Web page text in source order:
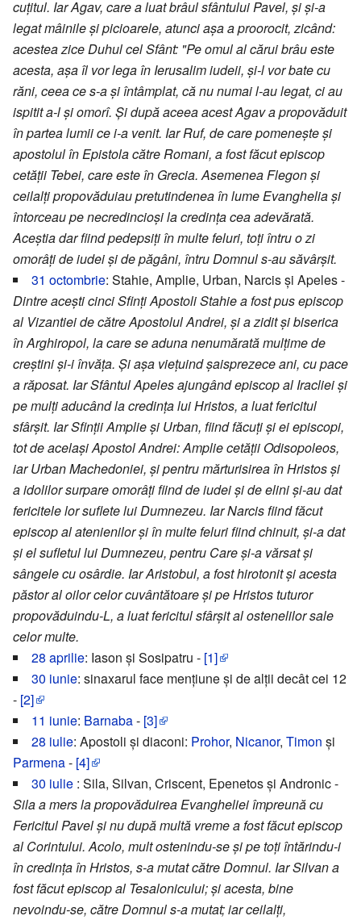
cuțitul. Iar Agav, care a luat brâul sfântului Pavel, și și-a
legat mâinile și picioarele, atunci așa a proorocit, zicând:
acestea zice Duhul cel Sfânt: "Pe omul al cărui brâu este
acesta, așa îl vor lega în Ierusalim iudeii, și-l vor bate cu
răni, ceea ce s-a și întâmplat, că nu numai l-au legat, ci au
ispitit a-l și omorî. Și după aceea acest Agav a propovăduit
în partea lumii ce i-a venit. Iar Ruf, de care pomenește și
apostolul în Epistola către Romani, a fost făcut episcop
cetății Tebei, care este în Grecia. Asemenea Flegon și
ceilalți propovăduiau pretutindenea în lume Evanghelia și
întorceau pe necredincioși la credința cea adevărată.
Aceștia dar fiind pedepsiți în multe feluri, toți întru o zi
omorâți de iudei și de păgâni, întru Domnul s-au săvârșit.
31 octombrie: Stahie, Amplie, Urban, Narcis și Apeles -
Dintre acești cinci Sfinți Apostoli Stahie a fost pus episcop
al Vizantiei de către Apostolul Andrei, și a zidit și biserica
în Arghiropol, la care se aduna nenumărată mulțime de
creștini și-i învăța. Și așa viețuind șaisprezece ani, cu pace
a răposat. Iar Sfântul Apeles ajungând episcop al Iracliei și
pe mulți aducând la credința lui Hristos, a luat fericitul
sfârșit. Iar Sfinții Amplie și Urban, fiind făcuți și ei episcopi,
tot de același Apostol Andrei: Amplie cetății Odisopoleos,
iar Urban Machedoniei, și pentru mărturisirea în Hristos și
a idolilor surpare omorâți fiind de iudei și de elini și-au dat
fericitele lor suflete lui Dumnezeu. Iar Narcis fiind făcut
episcop al atenienilor și în multe feluri fiind chinuit, și-a dat
și el sufletul lui Dumnezeu, pentru Care și-a vărsat și
sângele cu osârdie. Iar Aristobul, a fost hirotonit și acesta
păstor al oilor celor cuvântătoare și pe Hristos tuturor
propovăduindu-L, a luat fericitul sfârșit al ostenelilor sale
celor multe.
28 aprilie: Iason și Sosipatru - [1]
30 iunie: sinaxarul face mențiune și de alții decât cei 12
- [2]
11 iunie: Barnaba- [3]
28 iulie: Apostoli și diaconi: Prohor, Nicanor, Timon și
Parmena- [4]
30 iulie : Sila, Silvan, Criscent, Epenetos și Andronic -
Sila a mers la propovăduirea Evangheliei împreună cu
Fericitul Pavel și nu după multă vreme a fost făcut episcop
al Corintului. Acolo, mult ostenindu-se și pe toți întărindu-i
în credința în Hristos, s-a mutat către Domnul. Iar Silvan a
fost făcut episcop al Tesalonicului; și acesta, bine
nevoindu-se, către Domnul s-a mutat; iar ceilalți,